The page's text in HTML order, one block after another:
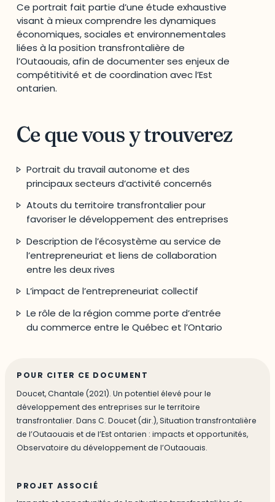
Ce portrait fait partie d’une étude exhaustive
visant à mieux comprendre les dynamiques
économiques, sociales et environnementales
liées à la position transfrontalière de
l’Outaouais, afin de documenter ses enjeux de
compétitivité et de coordination avec l’Est
ontarien.
Ce que vous y trouverez
Portrait du travail autonome et des
principaux secteurs d’activité concernés
Atouts du territoire transfrontalier pour
favoriser le développement des entreprises
Description de l’écosystème au service de
l’entrepreneuriat et liens de collaboration
entre les deux rives
L’impact de l’entrepreneuriat collectif
Le rôle de la région comme porte d’entrée
du commerce entre le Québec et l’Ontario
POUR CITER CE DOCUMENT
Doucet, Chantale (2021). Un potentiel élevé pour le
développement des entreprises sur le territoire
transfrontalier. Dans C. Doucet (dir.), Situation transfrontalière
de l’Outaouais et de l’Est ontarien : impacts et opportunités,
Observatoire du développement de l’Outaouais.
PROJET ASSOCIÉ